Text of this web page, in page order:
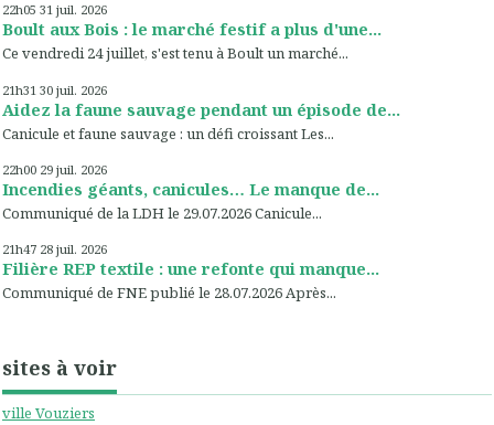
22h05 31 juil. 2026
Boult aux Bois : le marché festif a plus d'une...
Ce vendredi 24 juillet, s'est tenu à Boult un marché...
21h31 30 juil. 2026
Aidez la faune sauvage pendant un épisode de...
Canicule et faune sauvage : un défi croissant Les...
22h00 29 juil. 2026
Incendies géants, canicules… Le manque de...
Communiqué de la LDH le 29.07.2026 Canicule...
21h47 28 juil. 2026
Filière REP textile : une refonte qui manque...
Communiqué de FNE publié le 28.07.2026 Après...
sites à voir
ville Vouziers